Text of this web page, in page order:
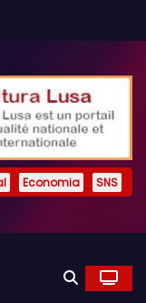
Economia SNS